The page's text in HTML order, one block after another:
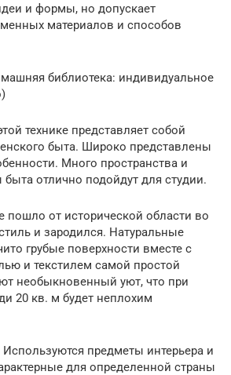
и формы, но допускает
материалов и способов
библиотека: индивидуальное
технике представляет собой
быта. Широко представлены
Много пространства и
отлично подойдут для студии.
пошло от исторической области во
и зародился. Натуральные
грубые поверхности вместе с
и текстилем самой простой
необыкновенный уют, что при
20 кв. м будет неплохим
предметы интерьера и
для определенной страны